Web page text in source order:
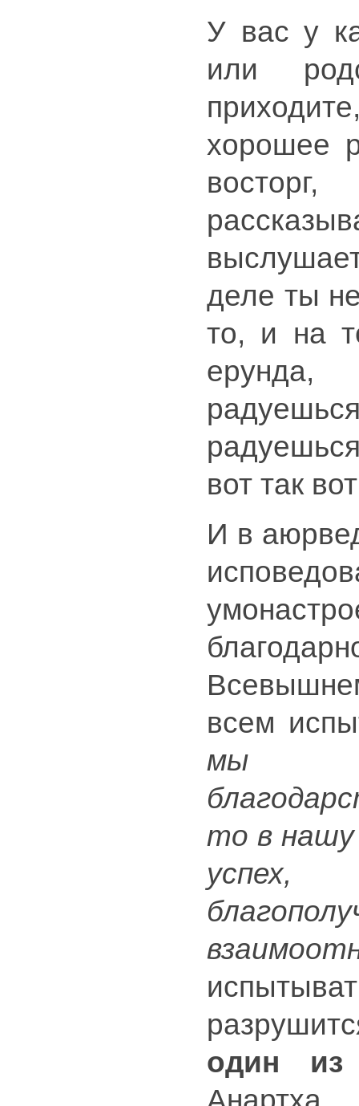
У вас у
или
хорошее
деле ты
то, и на
вот так
И в
всем
мы
то в нашу
один из